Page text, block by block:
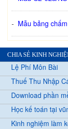
- Mẫu bảng
CHIA SẺ KINH
Lệ Phí Môn Bài
Thuế Thu Nhập
Download phần
Học kế toán tại
Kinh nghiệm làm